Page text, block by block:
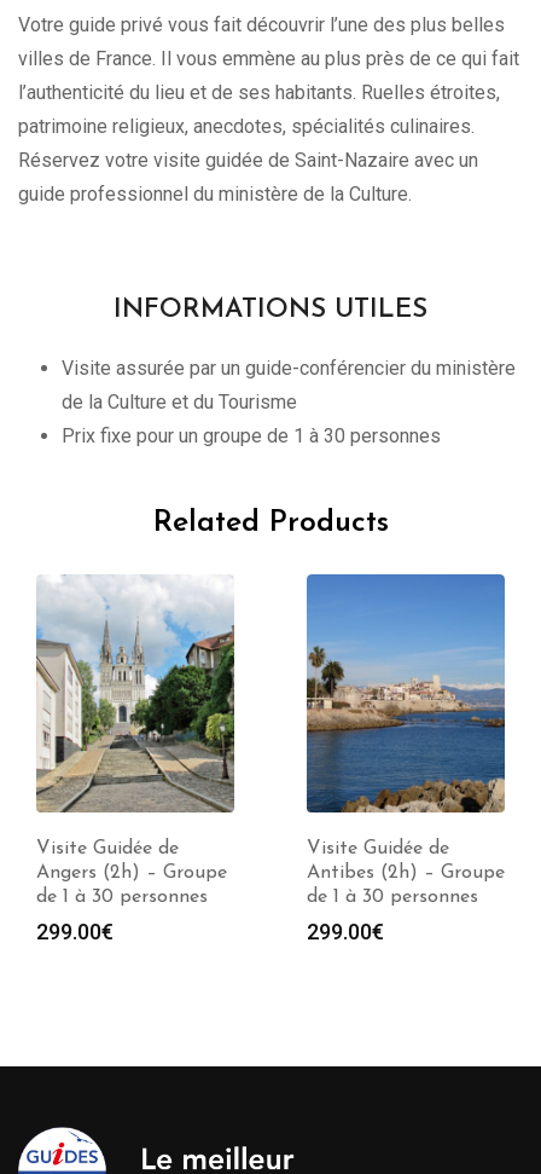
Votre guide privé vous fait découvrir l’une des plus belles
villes de France. Il vous emmène au plus près de ce qui fait
l’authenticité du lieu et de ses habitants. Ruelles étroites,
patrimoine religieux, anecdotes, spécialités culinaires.
Réservez votre visite guidée de Saint-Nazaire avec un
guide professionnel du ministère de la Culture.
INFORMATIONS UTILES
Visite assurée par un guide-conférencier du ministère
de la Culture et du Tourisme
Prix fixe pour un groupe de 1 à 30 personnes
Related Products
Visite Guidée de
Angers (2h) – Groupe
de 1 à 30 personnes
299.00€
Visite Guidée de
Antibes (2h) – Groupe
de 1 à 30 personnes
299.00€